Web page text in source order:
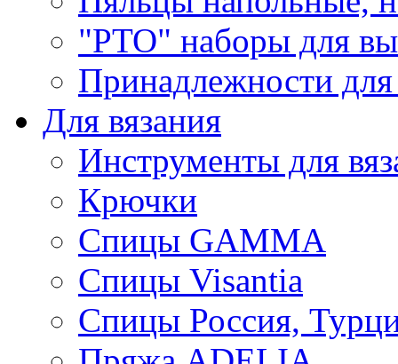
"РТО" наборы для
Принадлежности
Для вязания
Инструменты для
Крючки
Спицы GAMMA
Спицы Visantia
Спицы Россия,